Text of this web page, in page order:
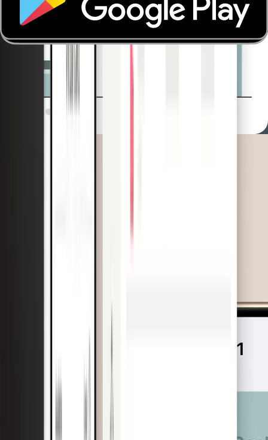
simplifiée. Inclut l'émission instantanée de cartes, la